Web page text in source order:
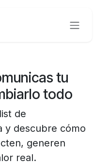
tu
todo
de
y descubre cómo
generen
real.